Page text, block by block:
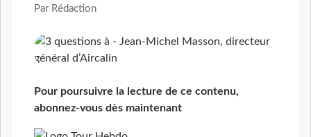
Par Rédaction
Pour poursuivre la lecture de ce contenu,
abonnez-vous dès maintenant